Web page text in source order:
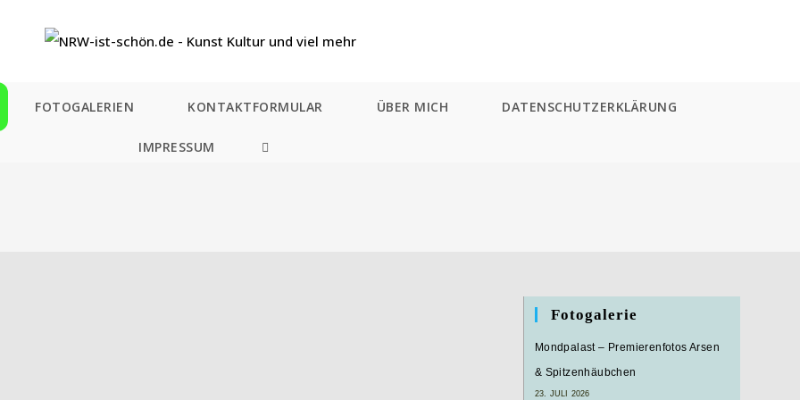
FOTOGALERIEN KONTAKTFORMULAR ÜBER MICH DATENSCHUTZERKLÄRUNG
IMPRESSUM
WEBSITE-
Fotogalerie
Mondpalast – Premierenfotos Arsen
& Spitzenhäubchen
23. JULI 2026